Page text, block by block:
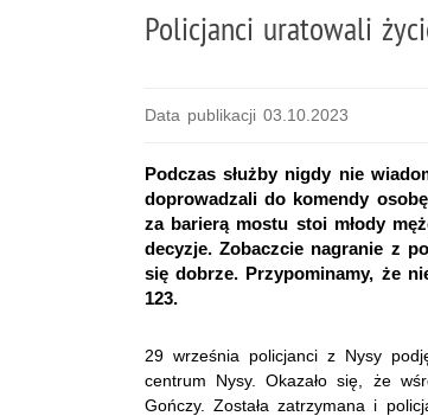
Policjanci uratowali
Data publikacji 03.10.2023
Podczas służby nigdy nie
doprowadzali do komendy
za barierą mostu stoi młody
decyzje. Zobaczcie nagranie z
się dobrze. Przypominamy, że
123.
29 września policjanci z Nysy
centrum Nysy. Okazało się, że
Gończy. Została zatrzymana i